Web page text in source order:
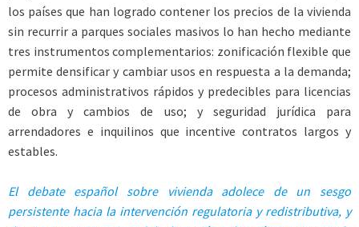
los países que han logrado contener los precios de la vivienda
sin recurrir a parques sociales masivos lo han hecho mediante
tres instrumentos complementarios: zonificación flexible que
permite densificar y cambiar usos en respuesta a la demanda;
procesos administrativos rápidos y predecibles para licencias
de obra y cambios de uso; y seguridad jurídica para
arrendadores e inquilinos que incentive contratos largos y
estables.
El debate español sobre vivienda adolece de un sesgo
persistente hacia la intervención regulatoria y redistributiva, y